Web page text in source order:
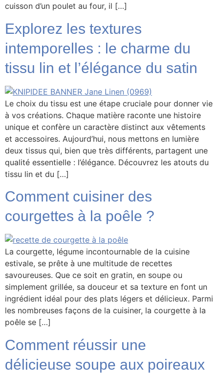
cuisson d’un poulet au four, il […]
Explorez les textures
intemporelles : le charme du
tissu lin et l’élégance du satin
Le choix du tissu est une étape cruciale pour donner vie
à vos créations. Chaque matière raconte une histoire
unique et confère un caractère distinct aux vêtements
et accessoires. Aujourd’hui, nous mettons en lumière
deux tissus qui, bien que très différents, partagent une
qualité essentielle : l’élégance. Découvrez les atouts du
tissu lin et du […]
Comment cuisiner des
courgettes à la poêle ?
La courgette, légume incontournable de la cuisine
estivale, se prête à une multitude de recettes
savoureuses. Que ce soit en gratin, en soupe ou
simplement grillée, sa douceur et sa texture en font un
ingrédient idéal pour des plats légers et délicieux. Parmi
les nombreuses façons de la cuisiner, la courgette à la
poêle se […]
Comment réussir une
délicieuse soupe aux poireaux